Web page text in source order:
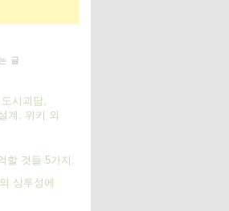
글
시괴담,
계, 위키 외
할 것들 5가지.
상투성에